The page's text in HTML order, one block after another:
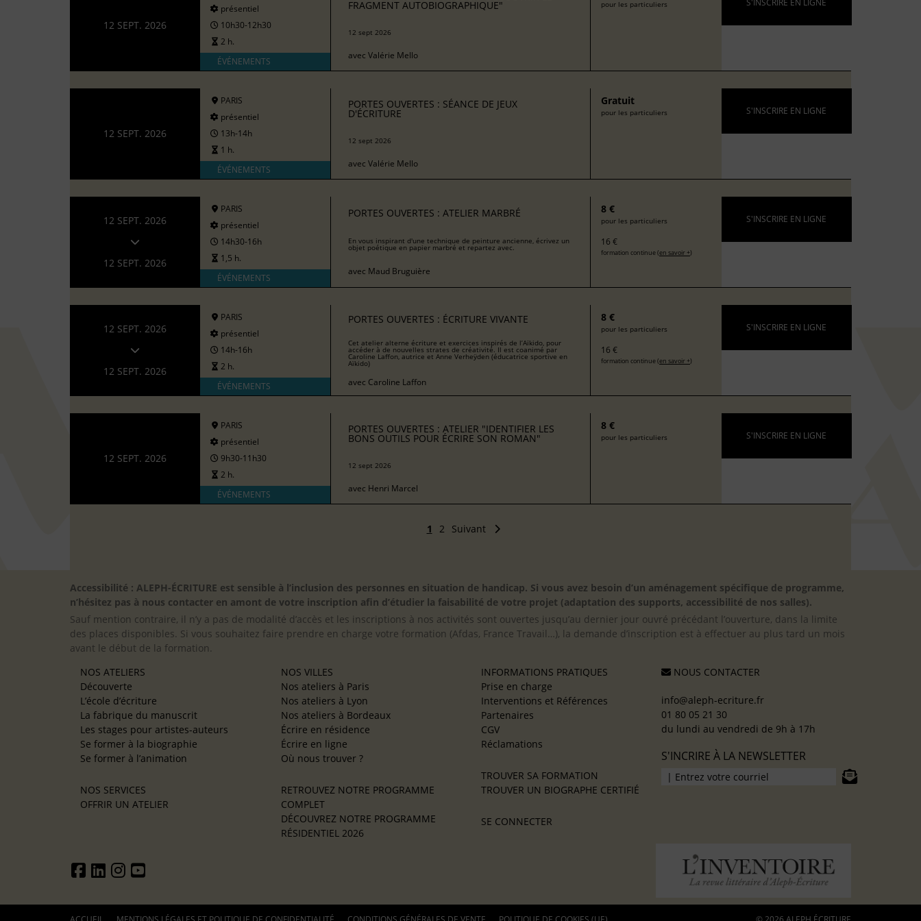
12 SEPT. 2026
présentiel
10h30-12h30
2 h.
ÉVÉNEMENTS
FRAGMENT AUTOBIOGRAPHIQUE"
12 sept 2026
avec Valérie Mello
pour les particuliers S'INSCRIRE EN LIGNE
12 SEPT. 2026
PARIS
présentiel
13h-14h
1 h.
ÉVÉNEMENTS
PORTES OUVERTES : SÉANCE DE JEUX
D'ÉCRITURE
12 sept 2026
avec Valérie Mello
Gratuit
pour les particuliers S'INSCRIRE EN LIGNE
12 SEPT. 2026
12 SEPT. 2026
PARIS
présentiel
14h30-16h
1,5 h.
ÉVÉNEMENTS
PORTES OUVERTES : ATELIER MARBRÉ
En vous inspirant d'une technique de peinture ancienne, écrivez un
objet poétique en papier marbré et repartez avec.
avec Maud Bruguière
8 €
pour les particuliers
16 €
formation continue (en savoir +)
S'INSCRIRE EN LIGNE
12 SEPT. 2026
12 SEPT. 2026
PARIS
présentiel
14h-16h
2 h.
ÉVÉNEMENTS
PORTES OUVERTES : ÉCRITURE VIVANTE
Cet atelier alterne écriture et exercices inspirés de l’Aïkido, pour
accéder à de nouvelles strates de créativité. Il est coanimé par
Caroline Laffon, autrice et Anne Verheÿden (éducatrice sportive en
Aïkido)
avec Caroline Laffon
8 €
pour les particuliers
16 €
formation continue (en savoir +)
S'INSCRIRE EN LIGNE
12 SEPT. 2026
PARIS
présentiel
9h30-11h30
2 h.
ÉVÉNEMENTS
PORTES OUVERTES : ATELIER "IDENTIFIER LES
BONS OUTILS POUR ÉCRIRE SON ROMAN"
12 sept 2026
avec Henri Marcel
8 €
pour les particuliers S'INSCRIRE EN LIGNE
1 2 Suivant
Accessibilité : ALEPH-ÉCRITURE est sensible à l’inclusion des personnes en situation de handicap. Si vous avez besoin d’un aménagement spécifique de programme,
n’hésitez pas à nous contacter en amont de votre inscription afin d’étudier la faisabilité de votre projet (adaptation des supports, accessibilité de nos salles).
Sauf mention contraire, il n’y a pas de modalité d’accès et les inscriptions à nos activités sont ouvertes jusqu’au dernier jour ouvré précédant l’ouverture, dans la limite
des places disponibles. Si vous souhaitez faire prendre en charge votre formation (Afdas, France Travail…), la demande d’inscription est à effectuer au plus tard un mois
avant le début de la formation.
NOS ATELIERS
Découverte
L’école d’écriture
La fabrique du manuscrit
Les stages pour artistes-auteurs
Se former à la biographie
Se former à l’animation
NOS SERVICES
OFFRIR UN ATELIER
NOS VILLES
Nos ateliers à Paris
Nos ateliers à Lyon
Nos ateliers à Bordeaux
Écrire en résidence
Écrire en ligne
Où nous trouver ?
RETROUVEZ NOTRE PROGRAMME
COMPLET
DÉCOUVREZ NOTRE PROGRAMME
RÉSIDENTIEL 2026
INFORMATIONS PRATIQUES
Prise en charge
Interventions et Références
Partenaires
CGV
Réclamations
TROUVER SA FORMATION
TROUVER UN BIOGRAPHE CERTIFIÉ
SE CONNECTER
NOUS CONTACTER
info@aleph-ecriture.fr
01 80 05 21 30
du lundi au vendredi de 9h à 17h
S'INCRIRE À LA NEWSLETTER